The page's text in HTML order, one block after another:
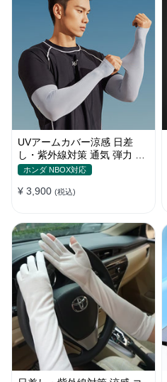
UVアームカバー涼感 日差
し・紫外線対策 通気 弾力 ス
ポーツ感 メンズ
ホンダ NBOX対応
¥ 3,900 (税込)